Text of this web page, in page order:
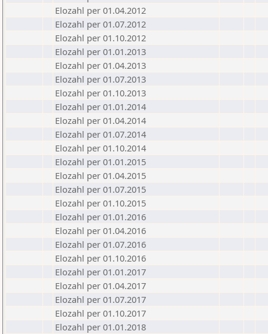
Elozahl per 01.04.2012
Elozahl per 01.07.2012
Elozahl per 01.10.2012
Elozahl per 01.01.2013
Elozahl per 01.04.2013
Elozahl per 01.07.2013
Elozahl per 01.10.2013
Elozahl per 01.01.2014
Elozahl per 01.04.2014
Elozahl per 01.07.2014
Elozahl per 01.10.2014
Elozahl per 01.01.2015
Elozahl per 01.04.2015
Elozahl per 01.07.2015
Elozahl per 01.10.2015
Elozahl per 01.01.2016
Elozahl per 01.04.2016
Elozahl per 01.07.2016
Elozahl per 01.10.2016
Elozahl per 01.01.2017
Elozahl per 01.04.2017
Elozahl per 01.07.2017
Elozahl per 01.10.2017
Elozahl per 01.01.2018